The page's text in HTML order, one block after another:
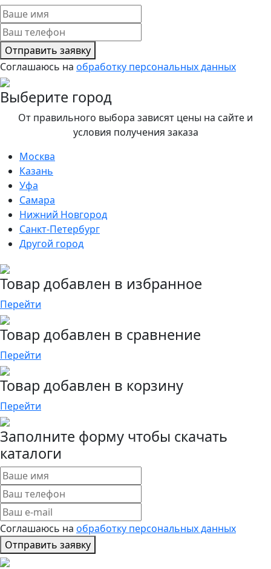
Отправить заявку
Соглашаюсь на обработку персональных данных
Выберите город
От правильного выбора зависят цены на сайте и
условия получения заказа
Москва
Казань
Уфа
Самара
Нижний Новгород
Санкт-Петербург
Другой город
Товар добавлен в избранное
Перейти
Товар добавлен в сравнение
Перейти
Товар добавлен в корзину
Перейти
Заполните форму чтобы скачать
каталоги
Соглашаюсь на обработку персональных данных
Отправить заявку